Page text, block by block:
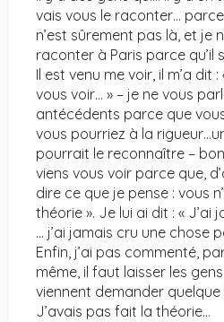
vais vous le raconter… parce
n’est sûrement pas là, et je
raconter à Paris parce qu’il
Il est venu me voir, il m’a dit
vous voir… » – je ne vous
antécédents parce que
vous pourriez à la
pourrait le reconnaître –
viens vous voir parce que,
dire ce que je pense : vous
théorie ». Je lui ai dit : «
… j’ai jamais cru une chose
Enfin, j’ai pas commenté,
même, il faut laisser les
viennent demander quelque
J’avais pas fait la théorie…